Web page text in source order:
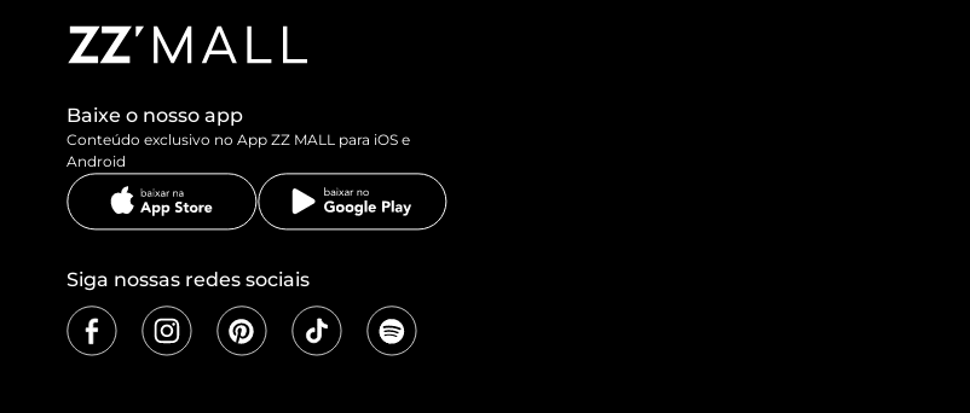
Baixe o nosso app
Conteúdo exclusivo no App ZZ MALL para iOS e
Android
Siga nossas redes sociais